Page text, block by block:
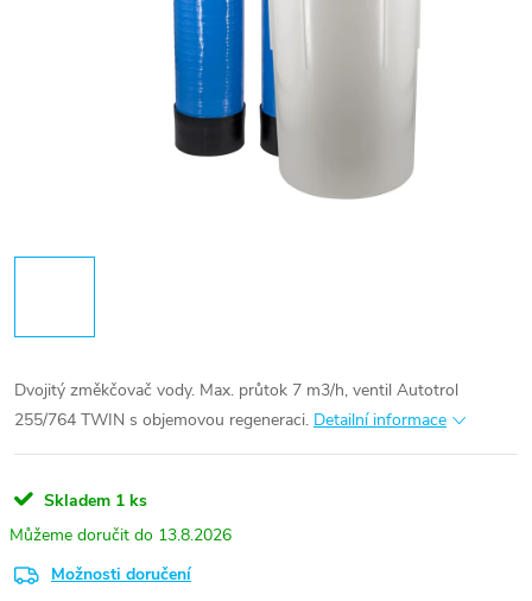
Dvojitý změkčovač vody. Max. průtok 7 m3/h, ventil Autotrol
255/764 TWIN s objemovou regeneraci. Detailní informace
Skladem 1 ks
13.8.2026
Možnosti doručení